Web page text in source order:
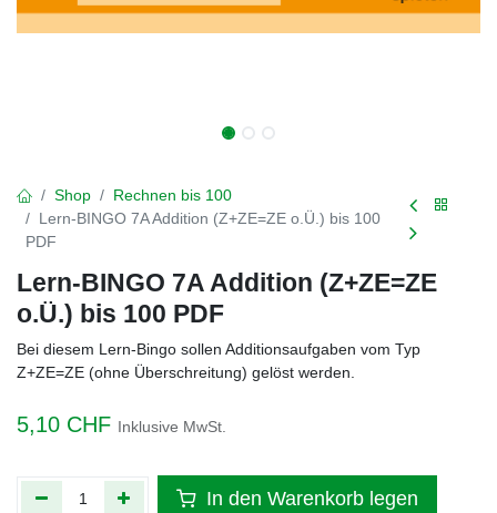
Shop
Rechnen bis 100
Lern-BINGO 7A Addition (Z+ZE=ZE o.Ü.) bis 100
PDF
Lern-BINGO 7A Addition (Z+ZE=ZE
o.Ü.) bis 100 PDF
Bei diesem Lern-Bingo sollen Additionsaufgaben vom Typ
Z+ZE=ZE (ohne Überschreitung) gelöst werden.
5,10 CHF Inklusive MwSt.
In den Warenkorb legen